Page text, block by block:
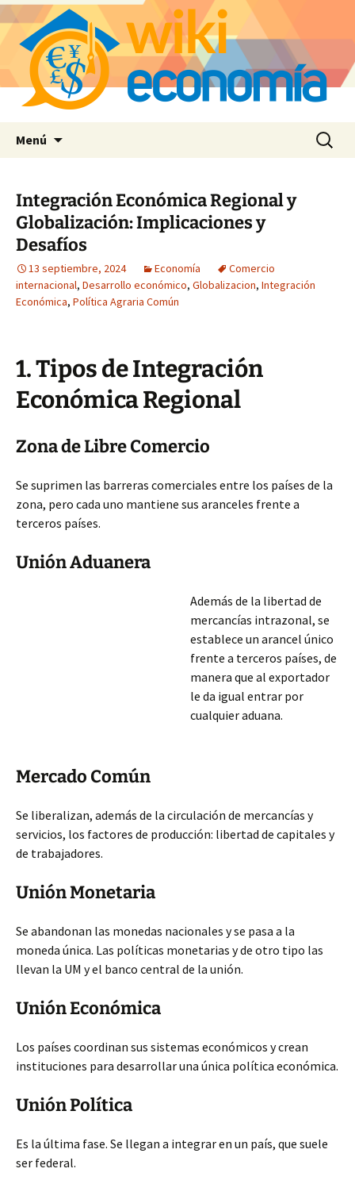
Menú Buscar:
Integración Económica Regional y
Globalización: Implicaciones y
Desafíos
13 septiembre, 2024 Economía
Comercio
internacional, Desarrollo económico, Globalizacion, Integración
Económica, Política Agraria Común
1. Tipos de Integración
Económica Regional
Zona de Libre Comercio
Se suprimen las barreras comerciales entre los países de la
zona, pero cada uno mantiene sus aranceles frente a
terceros países.
Unión Aduanera
Además de la libertad de
mercancías intrazonal, se
establece un arancel único
frente a terceros países, de
manera que al exportador
le da igual entrar por
cualquier aduana.
Mercado Común
Se liberalizan, además de la circulación de mercancías y
servicios, los factores de producción: libertad de capitales y
de trabajadores.
Unión Monetaria
Se abandonan las monedas nacionales y se pasa a la
moneda única. Las políticas monetarias y de otro tipo las
llevan la UM y el banco central de la unión.
Unión Económica
Los países coordinan sus sistemas económicos y crean
instituciones para desarrollar una única política económica.
Unión Política
Es la última fase. Se llegan a integrar en un país, que suele
ser federal.